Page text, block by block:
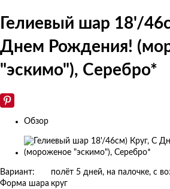
Гелиевый шар 18'/
Днем Рождения!
"эскимо"), Серебро*
Обзор
Изображения
товаров
Вариант:
полёт 5 дней, на палочке, с
Форма шара круг